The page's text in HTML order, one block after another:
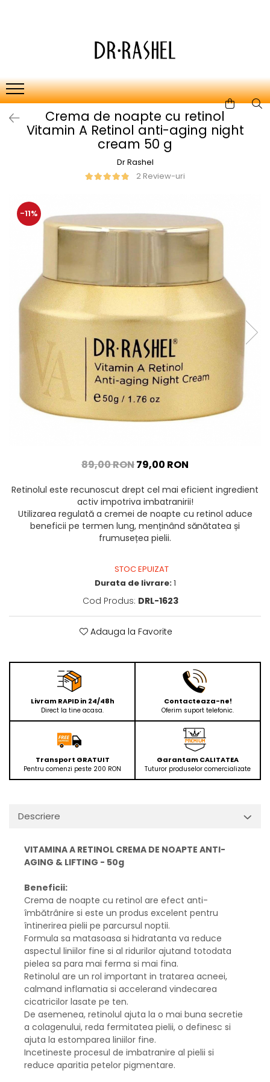
Lotiuni tonice
Creme de zi
Creme de noapte
Ingrediente de baza
Colagen
Vitamina c
Retinol
Crema de noapte cu retinol
Vitamin A Retinol anti-aging night
cream 50 g
Dr Rashel
2 Review-uri
-11%
89,00 RON79,00 RON
Retinolul este recunoscut drept cel mai eficient ingredient
activ impotriva imbatranirii!
Utilizarea regulată a cremei de noapte cu retinol aduce
beneficii pe termen lung, menținând sănătatea și
frumusețea pielii.
STOC EPUIZAT
Durata de livrare:1
Cod Produs: DRL-1623
Adauga la Favorite
Livram RAPID in 24/48h
Direct la tine acasa.
Contacteaza-ne!
Oferim suport telefonic.
Transport GRATUIT
Pentru comenzi peste 200 RON
Garantam CALITATEA
Tuturor produselor comercializate
Descriere
VITAMINA A RETINOL CREMA DE NOAPTE ANTI-
AGING & LIFTING - 50g
Beneficii:
Crema de noapte cu retinol are efect anti-
îmbătrânire si este un produs excelent pentru
întinerirea pielii pe parcursul noptii.
Formula sa matasoasa si hidratanta va reduce
aspectul liniilor fine si al ridurilor ajutand totodata
pielea sa para mai ferma si mai fina.
Retinolul are un rol important in tratarea acneei,
calmand inflamatia si accelerand vindecarea
cicatricilor lasate pe ten.
De asemenea, retinolul ajuta la o mai buna secretie
a colagenului, reda fermitatea pielii, o definesc si
ajuta la estomparea liniilor fine.
Incetineste procesul de imbatranire al pielii si
reduce aparitia petelor pigmentare.